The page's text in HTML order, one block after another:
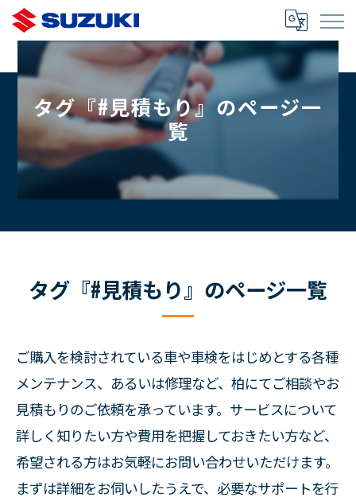
タグ『#見積もり』のページ一
覧
タグ『#見積もり』のページ一覧
ご購入を検討されている車や車検をはじめとする各種
メンテナンス、あるいは修理など、柏にてご相談やお
見積もりのご依頼を承っています。サービスについて
詳しく知りたい方や費用を把握しておきたい方など、
希望される方はお気軽にお問い合わせいただけます。
まずは詳細をお伺いしたうえで、必要なサポートを行